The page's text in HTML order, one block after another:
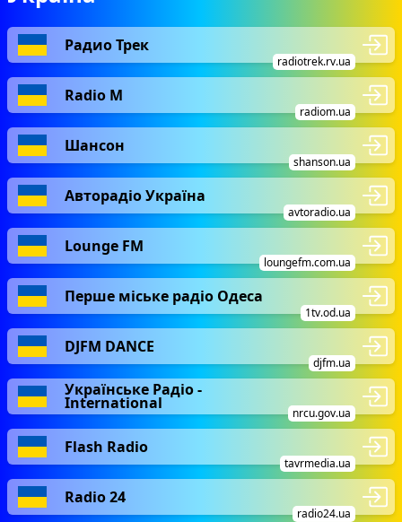
Радио Трек
radiotrek.rv.ua
Radio М
radiom.ua
Шансон
shanson.ua
Авторадіо Україна
avtoradio.ua
Lounge FM
loungefm.com.ua
Перше міське радіо Одеса
1tv.od.ua
DJFM DANCE
djfm.ua
Українське Радіо -
International
nrcu.gov.ua
Flash Radio
tavrmedia.ua
Radio 24
radio24.ua